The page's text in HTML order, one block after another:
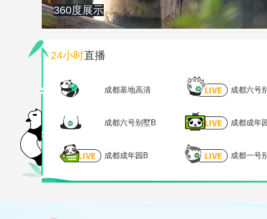
360度展示
24小时直播
成都基地高清 成都六号
成都六号别墅B 成都成年
成都成年园B 成都一号